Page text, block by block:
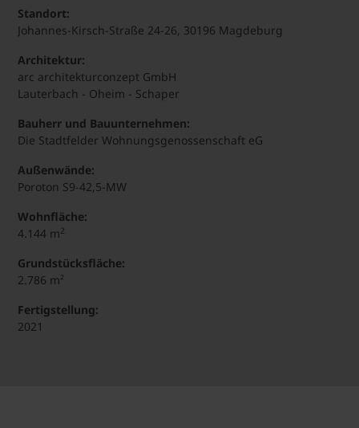
Standort:
Johannes-Kirsch-Straße 24-26, 30196 Magdeburg
Architektur:
arc architekturconzept GmbH
Lauterbach - Oheim - Schaper
Bauherr und Bauunternehmen:
Die Stadtfelder Wohnungsgenossenschaft eG
Außenwände:
Poroton S9-42,5-MW
Wohnfläche:
4.144 m2
Grundstücksfläche:
2.786 m²
Fertigstellung:
2021